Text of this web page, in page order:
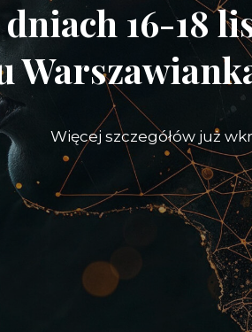
16-18
Więcej szczegółów już